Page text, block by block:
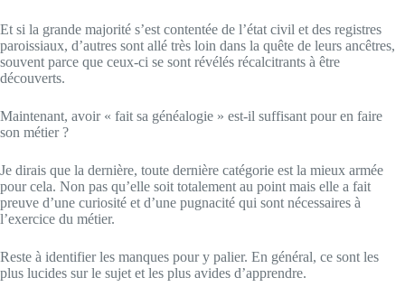
Et si la grande majorité s’est contentée de l’état civil et des registres
paroissiaux, d’autres sont allé très loin dans la quête de leurs ancêtres,
souvent parce que ceux-ci se sont révélés récalcitrants à être
découverts.
Maintenant, avoir « fait sa généalogie » est-il suffisant pour en faire
son métier ?
Je dirais que la dernière, toute dernière catégorie est la mieux armée
pour cela. Non pas qu’elle soit totalement au point mais elle a fait
preuve d’une curiosité et d’une pugnacité qui sont nécessaires à
l’exercice du métier.
Reste à identifier les manques pour y palier. En général, ce sont les
plus lucides sur le sujet et les plus avides d’apprendre.